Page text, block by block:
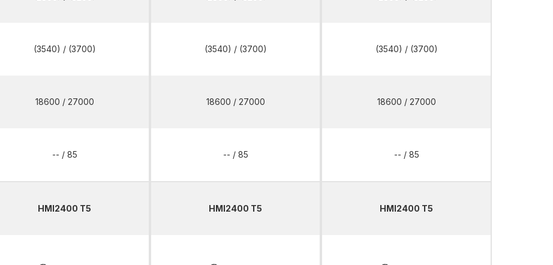
(3540) / (3700)
18600 / 27000
-- / 85
HMI2400 T5
(3540) / (3700)
18600 / 27000
-- / 85
HMI2400 T5
(3540) / (3700)
18600 / 27000
-- / 85
HMI2400 T5